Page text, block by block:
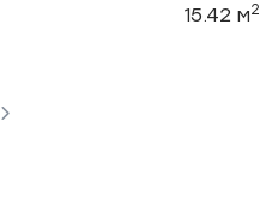
15.42 м2